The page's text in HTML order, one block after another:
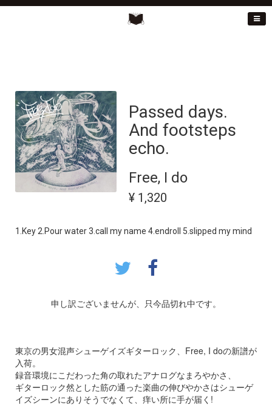
Passed days.
And footsteps
echo.
Free, I do
¥ 1,320
1.Key 2.Pour water 3.call my name 4.endroll 5.slipped my mind
申し訳ございませんが、只今品切れ中です。
東京の男女混声シューゲイズギターロック、Free, I doの新譜が
入荷。
録音環境にこだわった角の取れたアナログなまろやかさ、
ギターロック然とした筋の通った楽曲の伸びやかさはシューゲ
イズシーンにありそうでなくて、痒い所に手が届く!